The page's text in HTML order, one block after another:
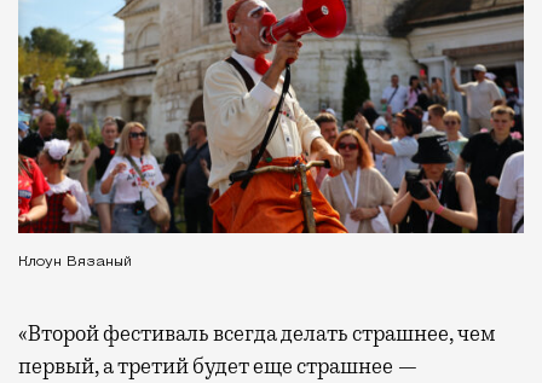
Клоун Вязаный
«Второй фестиваль всегда делать страшнее, чем
первый, а третий будет еще страшнее —